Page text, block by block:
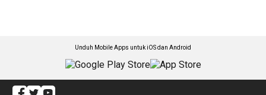
Unduh Mobile Apps untuk iOS dan Android